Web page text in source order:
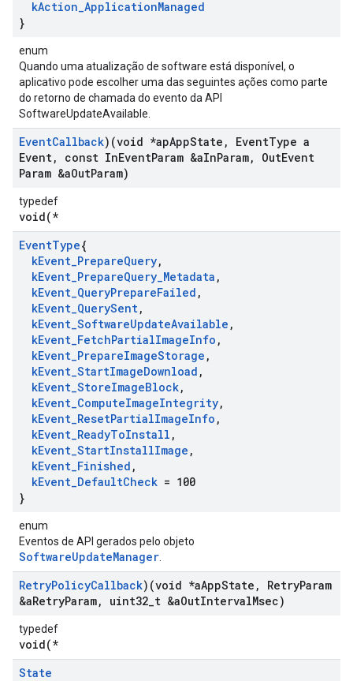
kAction_ApplicationManaged
}
enum
Quando uma atualização de software está disponível, o
aplicativo pode escolher uma das seguintes ações como parte
do retorno de chamada do evento da API
SoftwareUpdateAvailable.
EventCallback)(void *apAppState , EventType a
Event, const InEventParam &aInParam, OutEvent
Param &aOutParam)
typedef
void(*
EventType{
kEvent_PrepareQuery,
kEvent_PrepareQuery_Metadata ,
kEvent_QueryPrepareFailed ,
kEvent_QuerySent,
kEvent_SoftwareUpdateAvailable ,
kEvent_FetchPartialImageInfo ,
kEvent_PrepareImageStorage ,
kEvent_StartImageDownload ,
kEvent_StoreImageBlock,
kEvent_ComputeImageIntegrity,
kEvent_ResetPartialImageInfo ,
kEvent_ReadyToInstall ,
kEvent_StartInstallImage ,
kEvent_Finished ,
kEvent_DefaultCheck = 100
}
enum
Eventos de API gerados pelo objeto
SoftwareUpdateManager
RetryPolicyCallback)(void *aAppState , RetryParam
&aRetryParam, uint32 t &aOutIntervalMsec)
typedef
void(*
State